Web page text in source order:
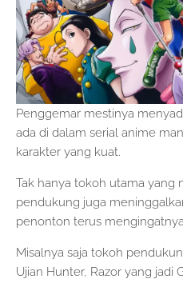
Penggemar mestinya
ada di dalam serial anime
karakter yang kuat.
Tak hanya tokoh utama yang
pendukung juga
penonton terus
Misalnya saja tokoh
Ujian Hunter, Razor yang jadi